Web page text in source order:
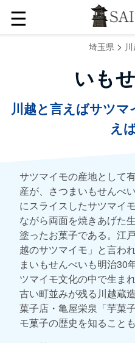
☰
埼玉県 >
いも
川越と言えばサツ
え
サツマイモの産地として
産が、さつまいもせんべ
にスライスしたサツマイ
ながら両面を焼きあげた
塗ったお菓子である。江
越のサツマイモ」と言わ
まいもせんべいも明治30
ツマイモ文化の中で生ま
古い町並みが残る川越蔵
菓子店・亀屋栄泉「芋菓
モ菓子の歴史を知ることも